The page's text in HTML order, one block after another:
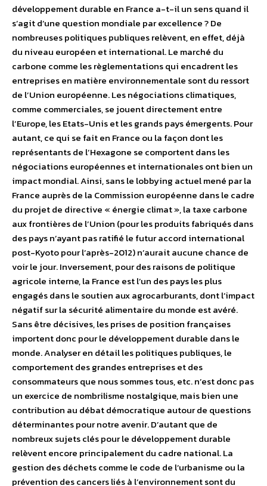
développement durable en France a-t-il un sens quand il
s’agit d’une question mondiale par excellence ? De
nombreuses politiques publiques relèvent, en effet, déjà
du niveau européen et international. Le marché du
carbone comme les règlementations qui encadrent les
entreprises en matière environnementale sont du ressort
de l’Union européenne. Les négociations climatiques,
comme commerciales, se jouent directement entre
l’Europe, les Etats-Unis et les grands pays émergents. Pour
autant, ce qui se fait en France ou la façon dont les
représentants de l’Hexagone se comportent dans les
négociations européennes et internationales ont bien un
impact mondial. Ainsi, sans le lobbying actuel mené par la
France auprès de la Commission européenne dans le cadre
du projet de directive « énergie climat », la taxe carbone
aux frontières de l’Union (pour les produits fabriqués dans
des pays n’ayant pas ratifié le futur accord international
post-Kyoto pour l’après-2012) n’aurait aucune chance de
voir le jour. Inversement, pour des raisons de politique
agricole interne, la France est l’un des pays les plus
engagés dans le soutien aux agrocarburants, dont l’impact
négatif sur la sécurité alimentaire du monde est avéré.
Sans être décisives, les prises de position françaises
importent donc pour le développement durable dans le
monde. Analyser en détail les politiques publiques, le
comportement des grandes entreprises et des
consommateurs que nous sommes tous, etc. n’est donc pas
un exercice de nombrilisme nostalgique, mais bien une
contribution au débat démocratique autour de questions
déterminantes pour notre avenir. D’autant que de
nombreux sujets clés pour le développement durable
relèvent encore principalement du cadre national. La
gestion des déchets comme le code de l’urbanisme ou la
prévention des cancers liés à l’environnement sont du